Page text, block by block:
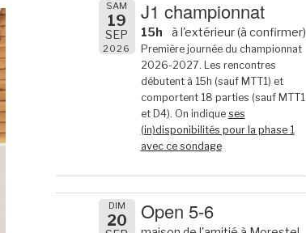
SAM
19
SEP
2026
J1 championnat
15h à l'extérieur (à confirmer)
Première journée du championnat
2026-2027. Les rencontres
débutent à 15h (sauf MTT1) et
comportent 18 parties (sauf MTT1
et D4). On indique ses
(in)disponibilités pour la phase 1
avec ce sondage
DIM
20 Open 5-6